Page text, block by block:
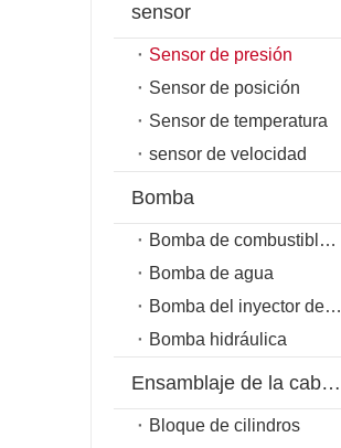
sensor
Sensor de presión
Sensor de posición
Sensor de temperatura
sensor de velocidad
Bomba
Bomba de combustible de riel común
Bomba de agua
Bomba del inyector de combustible
Bomba hidráulica
Ensamblaje de la cabeza del cilindro
Bloque de cilindros